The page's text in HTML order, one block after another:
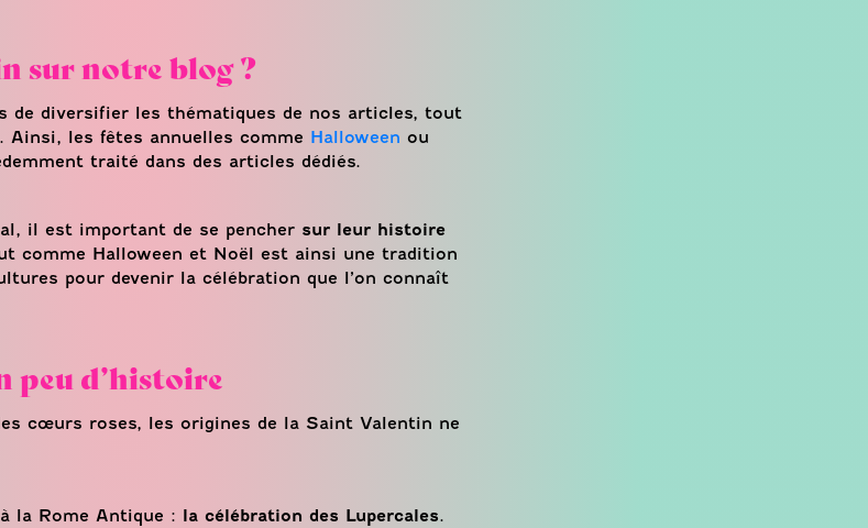
sur notre blog ?
de diversifier les thématiques de nos articles, tout
les fêtes annuelles comme Halloween ou
traité dans des articles dédiés.
il est important de se pencher sur leur histoire
comme Halloween et Noël est ainsi une tradition
pour devenir la célébration que l’on connaît
peu d’histoire
cœurs roses, les origines de la Saint Valentin ne
la Rome Antique : la célébration des Lupercales.